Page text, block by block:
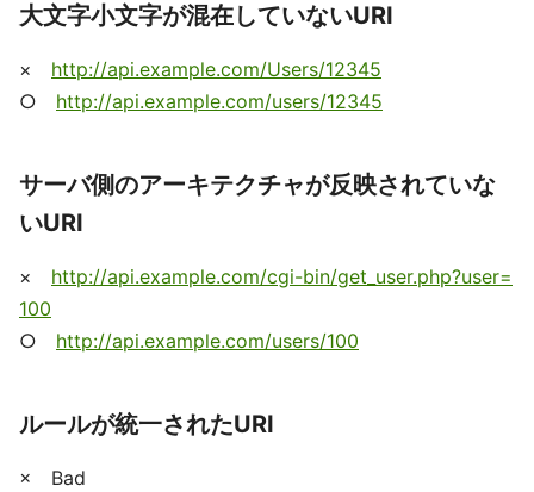
大文字小文字が混在していないURI
× http://api.example.com/Users/12345
○ http://api.example.com/users/12345
サーバ側のアーキテクチャが反映されていな
いURI
× http://api.example.com/cgi-bin/get_user.php?user=
100
○ http://api.example.com/users/100
ルールが統一されたURI
× Bad